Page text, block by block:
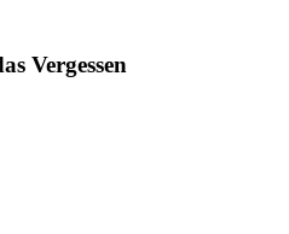
Vergessen